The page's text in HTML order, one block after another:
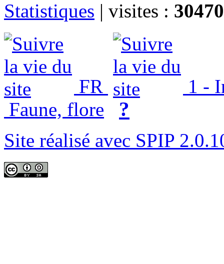
Statistiques | visites :
FR
1 -
Faune, flore
?
Site réalisé avec SPIP